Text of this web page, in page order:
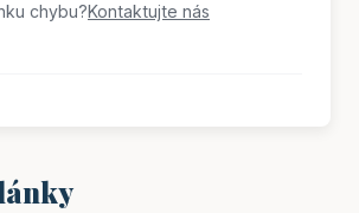
chybu?Kontaktujte nás